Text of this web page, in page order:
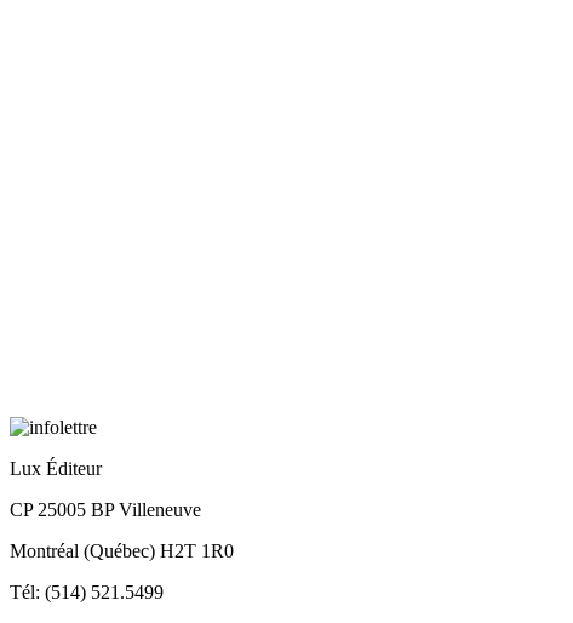
Lux Éditeur
CP 25005 BP Villeneuve
Montréal (Québec) H2T 1R0
Tél: (514) 521.5499